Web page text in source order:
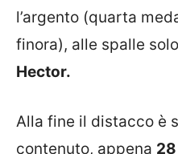
l’argento (quarta
finora), alle spalle
Hector.
Alla fine il distacco è
contenuto, appena